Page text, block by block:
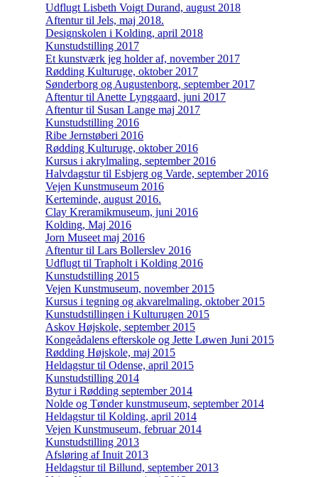
Udflugt Lisbeth Voigt Durand, august 2018
Aftentur til Jels, maj 2018.
Designskolen i Kolding, april 2018
Kunstudstilling 2017
Et kunstværk jeg holder af, november 2017
Rødding Kulturuge, oktober 2017
Sønderborg og Augustenborg, september 2017
Aftentur til Anette Lynggaard, juni 2017
Aftentur til Susan Lange maj 2017
Kunstudstilling 2016
Ribe Jernstøberi 2016
Rødding Kulturuge, oktober 2016
Kursus i akrylmaling, september 2016
Halvdagstur til Esbjerg og Varde, september 2016
Vejen Kunstmuseum 2016
Kerteminde, august 2016.
Clay Kreramikmuseum, juni 2016
Kolding, Maj 2016
Jorn Museet maj 2016
Aftentur til Lars Bollerslev 2016
Udflugt til Trapholt i Kolding 2016
Kunstudstilling 2015
Vejen Kunstmuseum, november 2015
Kursus i tegning og akvarelmaling, oktober 2015
Kunstudstillingen i Kulturugen 2015
Askov Højskole, september 2015
Kongeådalens efterskole og Jette Løwen Juni 2015
Rødding Højskole, maj 2015
Heldagstur til Odense, april 2015
Kunstudstilling 2014
Bytur i Rødding september 2014
Nolde og Tønder kunstmuseum, september 2014
Heldagstur til Kolding, april 2014
Vejen Kunstmuseum, februar 2014
Kunstudstilling 2013
Afsløring af Inuit 2013
Heldagstur til Billund, september 2013